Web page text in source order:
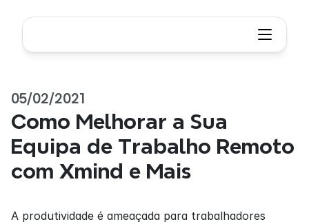
05/02/2021
Como Melhorar a Sua
Equipa de Trabalho Remoto
com Xmind e Mais
A produtividade é ameaçada para trabalhadores